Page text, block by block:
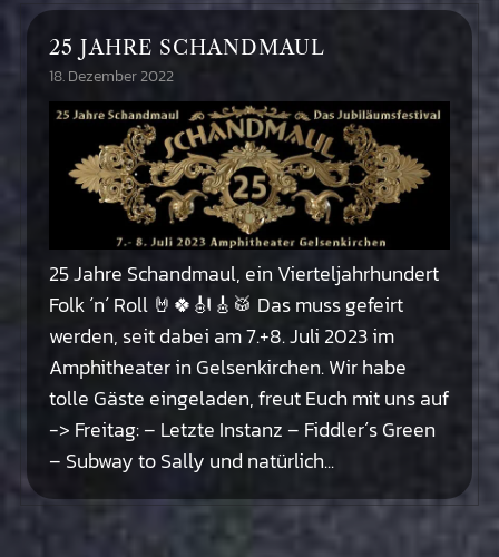
25 JAHRE SCHANDMAUL
18. Dezember 2022
25 Jahre Schandmaul, ein Vierteljahrhundert
Folk ´n´ Roll 🤘🍀🎻🎸🥁 Das muss gefeirt
werden, seit dabei am 7.+8. Juli 2023 im
Amphitheater in Gelsenkirchen. Wir habe
tolle Gäste eingeladen, freut Euch mit uns auf
-> Freitag: – Letzte Instanz – Fiddler´s Green
– Subway to Sally und natürlich...